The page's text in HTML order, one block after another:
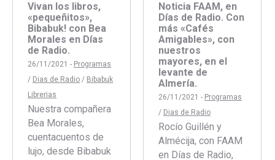
Vivan los libros,
«pequeñitos»,
Bibabuk! con Bea
Morales en Días
de Radio.
26/11/2021 - Programas
/ Dias de Radio / Bibabuk
Librerias
Nuestra compañera
Bea Morales,
cuentacuentos de
lujo, desde Bibabuk
Noticia FAAM, en
Días de Radio. Con
más «Cafés
Amigables», con
nuestros
mayores, en el
levante de
Almería.
26/11/2021 - Programas
/ Dias de Radio
Rocío Guillén y
Almécija, con FAAM
en Días de Radio,